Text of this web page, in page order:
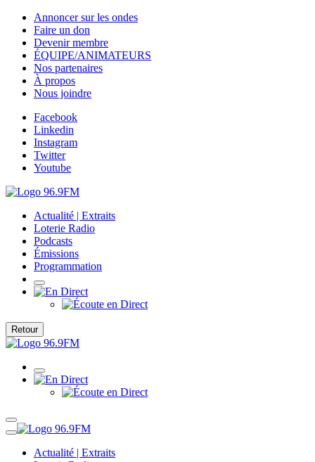
Annoncer sur les ondes
Faire un don
Devenir membre
ÉQUIPE/ANIMATEURS
Nos partenaires
À propos
Nous joindre
Facebook
Linkedin
Instagram
Twitter
Youtube
Actualité | Extraits
Loterie Radio
Podcasts
Émissions
Programmation
Retour
Actualité | Extraits